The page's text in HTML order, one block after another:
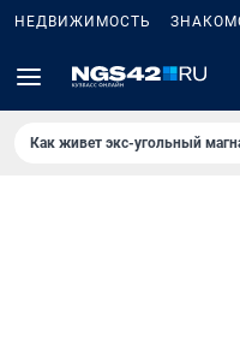
НЕДВИЖИМОСТЬ
Как живет экс-угольный